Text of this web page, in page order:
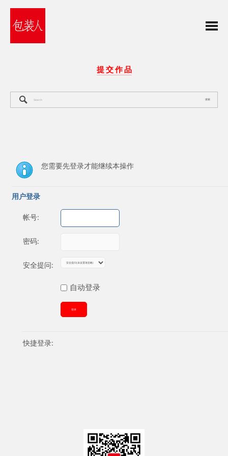
提 交 作 品
搜索
您需要先登录才能继续本操作
用户登录
帐号:
密码:
安全提问:
自动登录
登录
快捷登录: